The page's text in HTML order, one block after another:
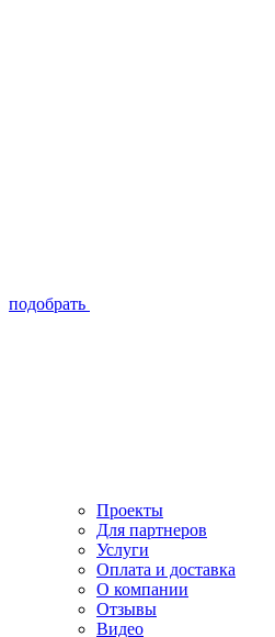
подобрать
Проекты
Для партнеров
Услуги
Оплата и доставка
О компании
Отзывы
Видео